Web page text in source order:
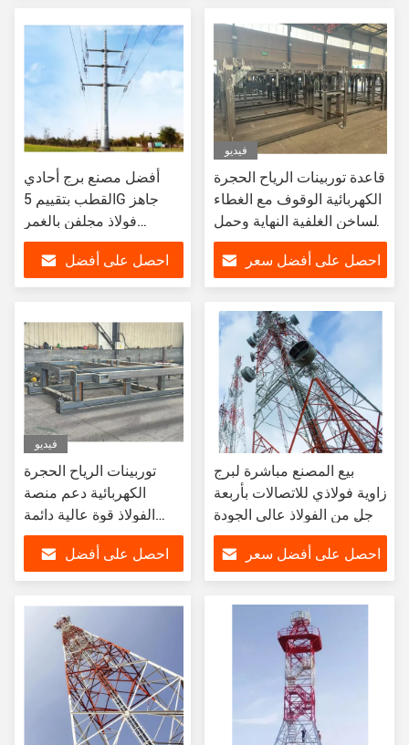
أفضل مصنع برج أحادي
القطب بتقييم 5G جاهز
فولاذ مجلفن بالغمر
الساخن
احصل على أفضل
فيديو
قاعدة توربينات الرياح الحجرة
الكهربائية الوقوف مع الغطاء
الساخن الغلفية النهاية وحمل
قدرة تصل إلى 10 أطنان
احصل على أفضل سعر
فيديو
توربينات الرياح الحجرة
الكهربائية دعم منصة
الفولاذ قوة عالية دائمة
مضادة للتآكل منصة
مخصصةاحصل على أفضل
بيع المصنع مباشرة لبرج
زاوية فولاذي للاتصالات بأربعة
أرجل من الفولاذ عالي الجودة
Q355B المجلفن بالغمر
الساخناحصل على أفضل سعر